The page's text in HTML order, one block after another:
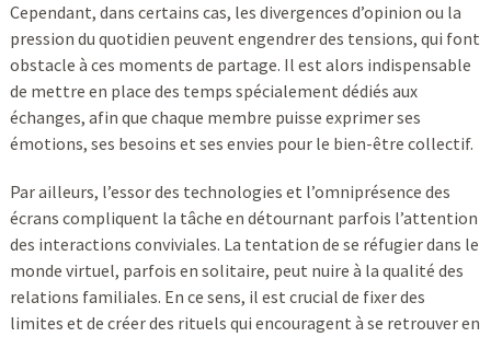
Cependant, dans certains cas, les divergences d’opinion ou la
pression du quotidien peuvent engendrer des tensions, qui font
obstacle à ces moments de partage. Il est alors indispensable
de mettre en place des temps spécialement dédiés aux
échanges, afin que chaque membre puisse exprimer ses
émotions, ses besoins et ses envies pour le bien-être collectif.
Par ailleurs, l’essor des technologies et l’omniprésence des
écrans compliquent la tâche en détournant parfois l’attention
des interactions conviviales. La tentation de se réfugier dans le
monde virtuel, parfois en solitaire, peut nuire à la qualité des
relations familiales. En ce sens, il est crucial de fixer des
limites et de créer des rituels qui encouragent à se retrouver en